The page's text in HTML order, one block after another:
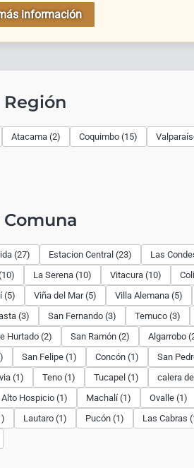
información
Atacama (2) Coquimbo (15)
(27) Estacion Central (23) Las
La Serena (10) Vitacura (10)
(5) Viña del Mar (5) Villa Alemana (5)
(3) San Fernando (3) Temuco (3)
Hurtado (2) San Ramón (2) Algarrobo
San Felipe (1) Concón (1) San
(1) Teno (1) Tucapel (1) calera
Alto Hospicio (1) Machalí (1) Ovalle (1)
Lautaro (1) Pucón (1) Las Cabras